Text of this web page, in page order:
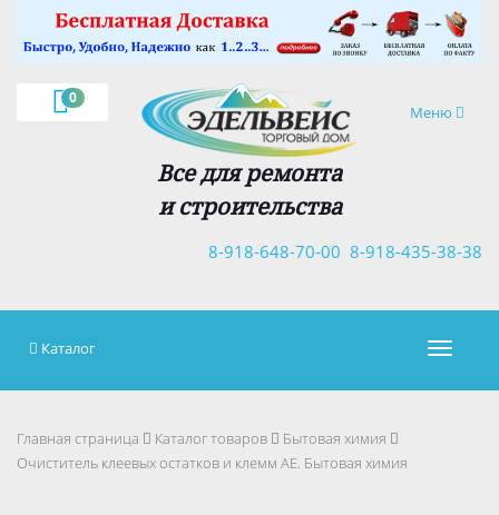
0
Навигация
Меню
Все для ремонта
и строительства
8-918-435-38-38
8-918-648-70-00
×
Каталог
Главная страница Каталог товаров
Бытовая химия
Очиститель клеевых остатков и клемм АЕ. Бытовая химия